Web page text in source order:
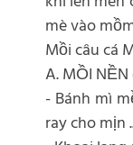
mè vào
Mồi câu cá
A. MỒI
- Bánh mì
ray cho mịn